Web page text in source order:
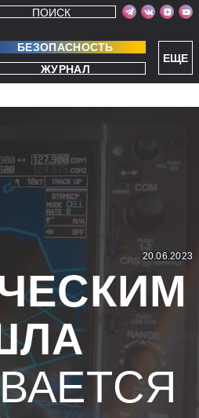
ЕЩЕ
ПОИСК
БЕЗОПАСНОСТЬ
ЖУРНАЛ
20.06.2023